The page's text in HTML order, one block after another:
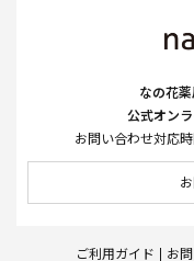
なの花
公式オン
お問い合わせ対応
ご利用ガイド お